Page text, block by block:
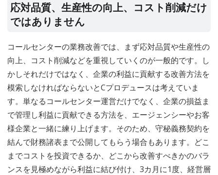
応対品質、生産性の向上、コスト削減だけ
ではありません
コールセンターの業務改善では、まず応対品質や生産性の
向上、コスト削減などを重視していくのが一般的です。し
かしそれだけではなく、企業の利益に貢献する改善方法を
模索しなければならないとCプロデュースは考えていま
す。単なるコールセンター運営だけでなく、企業の損益ま
で管理し利益に貢献できる方法を、エージェンシーやお客
様企業と一緒に練り上げます。そのため、守秘義務契約を
結んで財務諸表まで公開してもらう場合もあります。どこ
までコストを投資できるか、どこから改善すべきかのバラ
ンスを見極めながら利益に結び付け、3カ月に1度、経営層